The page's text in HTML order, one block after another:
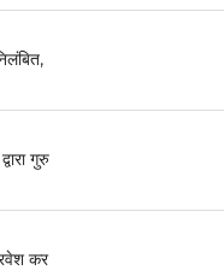
गुरु
कर